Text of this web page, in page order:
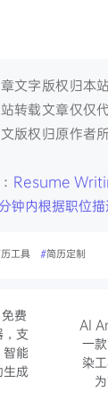
文字版权归本
转载文章仅仅
版权归原作者
Resume
钟内根据职位
工具 #简历定制
费
支
能
生成
AI
一
染